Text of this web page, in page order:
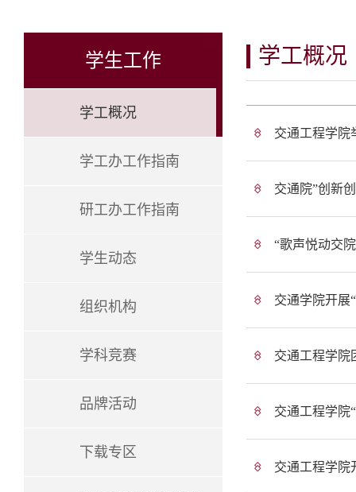
学生工作
学工概况
学工办工作指南
研工办工作指南
学生动态
组织机构
学科竞赛
品牌活动
下载专区
学工概况
交通工程学院
交通院”创新
“歌声悦动交
交通学院开展
交通工程学院
交通工程学院
交通工程学院